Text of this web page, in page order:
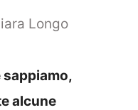
Longo
sappiamo,
alcune